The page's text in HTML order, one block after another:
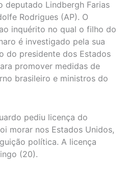
deputado Lindbergh Farias
Rodrigues (AP). O
inquérito no qual o filho do
é investigado pela sua
do presidente dos Estados
promover medidas de
brasileiro e ministros do
pediu licença do
morar nos Estados Unidos,
política. A licença
(20).